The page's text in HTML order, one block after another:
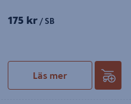
175 kr / SB
Läs mer